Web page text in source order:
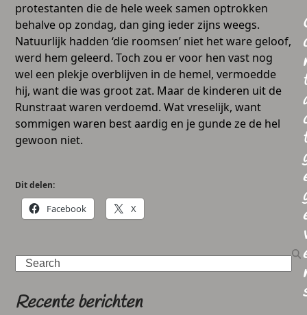
protestanten die de hele week samen optrokken
behalve op zondag, dan ging ieder zijns weegs.
Natuurlijk hadden ‘die roomsen’ niet het ware geloof,
werd hem geleerd. Toch zou er voor hen vast nog
wel een plekje overblijven in de hemel, vermoedde
hij, want die was groot zat. Maar de kinderen uit de
Runstraat waren verdoemd. Wat vreselijk, want
sommigen waren best aardig en je gunde ze de hel
gewoon niet.
Dit delen:
Facebook X
Search
Recente berichten
t
t